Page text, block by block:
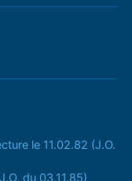
le 11.02.82 (J.O.
du 03.11.85)